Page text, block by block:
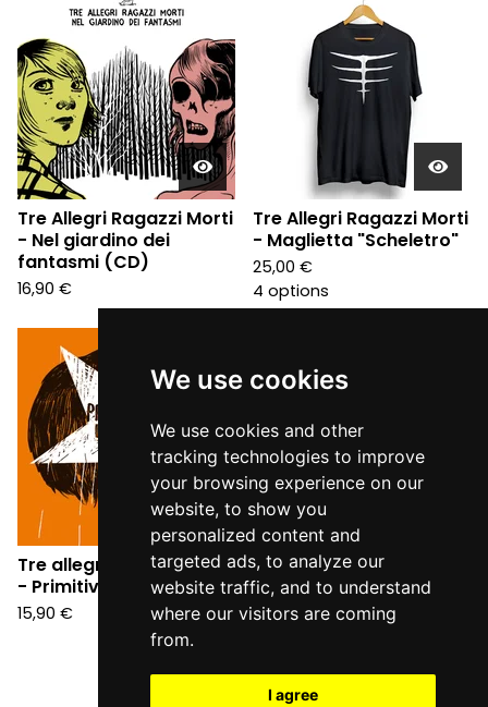
We use cookies
We use cookies and other
tracking technologies to improve
your browsing experience on our
website, to show you
personalized content and
targeted ads, to analyze our
website traffic, and to understand
where our visitors are coming
from.
I agree
Tre Allegri Ragazzi Morti
- Nel giardino dei
fantasmi (CD)
16,90 €
Tre Allegri Ragazzi Morti
- Maglietta "Scheletro"
25,00 €
4 options
Tre allegri ragazzi morti
- Primitivi del dub (CD)
15,90 €